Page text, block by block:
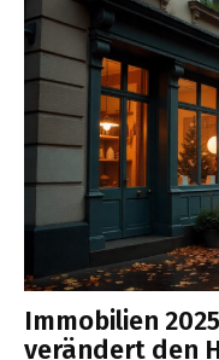
Immobilien
verändert den